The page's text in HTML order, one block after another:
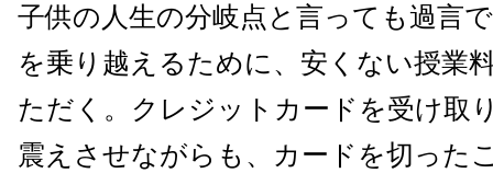
子供の人生の分岐点と言っても過言
を乗り越えるために、安くない授業
ただく。クレジットカードを受け取
震えさせながらも、カードを切った